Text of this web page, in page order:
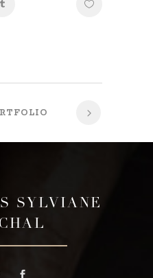
SYLVIANE